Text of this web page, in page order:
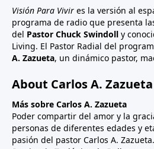
Visión Para Vivir es la versión al
programa de radio que presenta
del Pastor Chuck Swindoll y
Living. El Pastor Radial del
A. Zazueta, un dinámico pastor,
About Carlos A. Zazueta
Más sobre Carlos A. Zazueta
Poder compartir del amor y la
personas de diferentes edades y
pasión del pastor Carlos A.